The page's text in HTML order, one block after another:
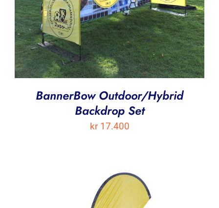
BannerBow Outdoor/Hybrid
Backdrop Set
kr17.400